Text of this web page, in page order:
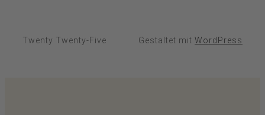
Twenty Twenty-Five Gestaltet mit WordPress